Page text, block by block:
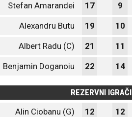
Stefan Amarandei 17 9
Alexandru Butu 19 10
Albert Radu (C) 21 11
Benjamin Doganoiu 22 14
REZERVNI IGRAČI
Alin Ciobanu (G)
12 12